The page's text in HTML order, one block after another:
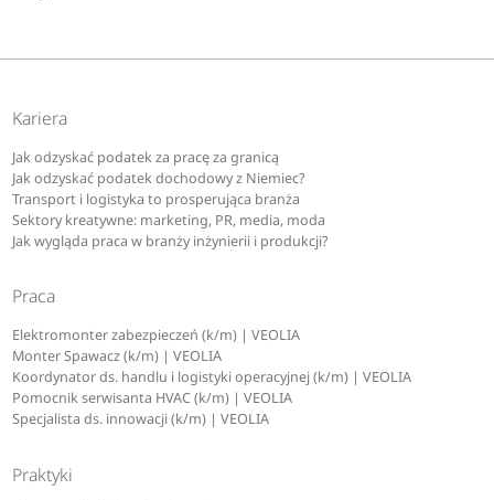
Kariera
Jak odzyskać podatek za pracę za granicą
Jak odzyskać podatek dochodowy z Niemiec?
Transport i logistyka to prosperująca branża
Sektory kreatywne: marketing, PR, media, moda
Jak wygląda praca w branży inżynierii i produkcji?
Praca
Elektromonter zabezpieczeń (k/m) | VEOLIA
Monter Spawacz (k/m) | VEOLIA
Koordynator ds. handlu i logistyki operacyjnej (k/m) | VEOLIA
Pomocnik serwisanta HVAC (k/m) | VEOLIA
Specjalista ds. innowacji (k/m) | VEOLIA
Praktyki